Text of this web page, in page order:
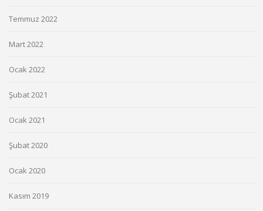
Temmuz 2022
Mart 2022
Ocak 2022
Şubat 2021
Ocak 2021
Şubat 2020
Ocak 2020
Kasım 2019